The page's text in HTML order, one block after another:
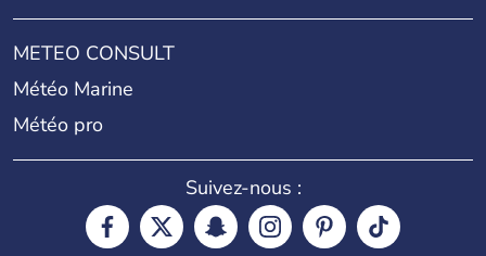
METEO CONSULT
Météo Marine
Météo pro
Suivez-nous :